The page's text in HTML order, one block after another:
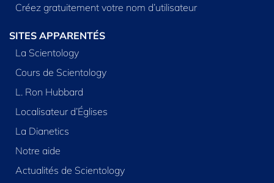
Créez gratuitement votre nom d’utilisateur
SITES APPARENTÉS
La Scientology
Cours de Scientology
L. Ron Hubbard
Localisateur d’Églises
La Dianetics
Notre aide
Actualités de Scientology